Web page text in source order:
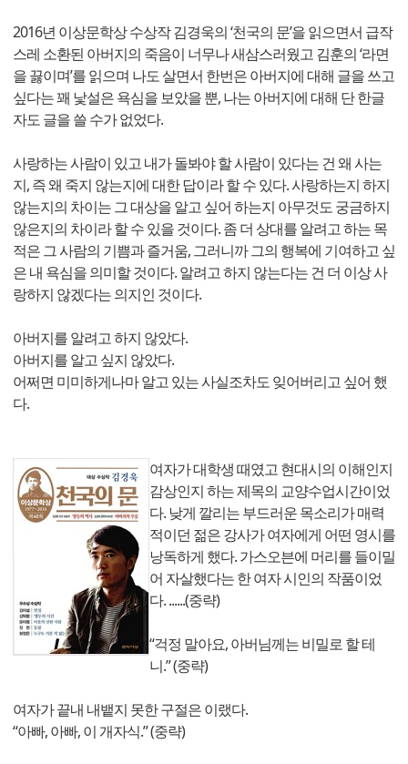
2016년 이상문학상 수상작 김경욱의 ‘천국의 문’을 읽으면서 급작
스레 소환된 아버지의 죽음이 너무나 새삼스러웠고 김훈의 ‘라면
을 끓이며’를 읽으며 나도 살면서 한번은 아버지에 대해 글을 쓰고
싶다는 꽤 낯설은 욕심을 보았을 뿐, 나는 아버지에 대해 단 한글
자도 글을 쓸 수가 없었다.
사랑하는 사람이 있고 내가 돌봐야 할 사람이 있다는 건 왜 사는
지, 즉 왜 죽지 않는지에 대한 답이라 할 수 있다. 사랑하는지 하지
않는지의 차이는 그 대상을 알고 싶어 하는지 아무것도 궁금하지
않은지의 차이라 할 수 있을 것이다. 좀 더 상대를 알려고 하는 목
적은 그 사람의 기쁨과 즐거움, 그러니까 그의 행복에 기여하고 싶
은 내 욕심을 의미할 것이다. 알려고 하지 않는다는 건 더 이상 사
랑하지 않겠다는 의지인 것이다.
아버지를 알려고 하지 않았다.
아버지를 알고 싶지 않았다.
어쩌면 미미하게나마 알고 있는 사실조차도 잊어버리고 싶어 했
다.
여자가 대학생 때였고 현대시의 이해인지
감상인지 하는 제목의 교양수업시간이었
다. 낮게 깔리는 부드러운 목소리가 매력
적이던 젊은 강사가 여자에게 어떤 영시를
낭독하게 했다. 가스오븐에 머리를 들이밀
어 자살했다는 한 여자 시인의 작품이었
다. ......(중략)
“걱정 말아요, 아버님께는 비밀로 할 테
니.” (중략)
여자가 끝내 내뱉지 못한 구절은 이랬다.
“아빠, 아빠, 이 개자식.” (중략)